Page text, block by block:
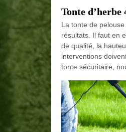
Tonte d’herbe
La tonte de
résultats. Il faut en
de qualité, la
interventions
tonte sécuritaire,